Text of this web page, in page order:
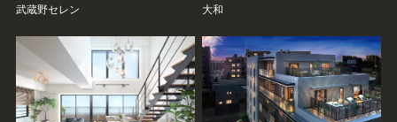
武蔵野セレン
大和